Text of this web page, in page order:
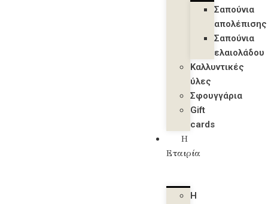
Σαπούνια
απολέπισης
Σαπούνια
ελαιολάδου
Καλλυντικές
ύλες
Σφουγγάρια
Gift
cards
Η
Εταιρία
Η